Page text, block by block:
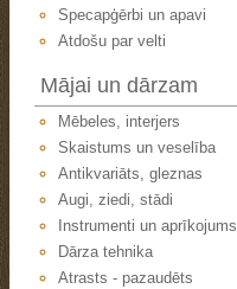
Specapģērbi un apavi
Atdošu par velti
Mājai un dārzam
Mēbeles, interjers
Skaistums un veselība
Antikvariāts, gleznas
Augi, ziedi, stādi
Instrumenti un aprīkojums
Dārza tehnika
Atrasts - pazaudēts